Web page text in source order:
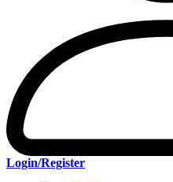
Login/Register